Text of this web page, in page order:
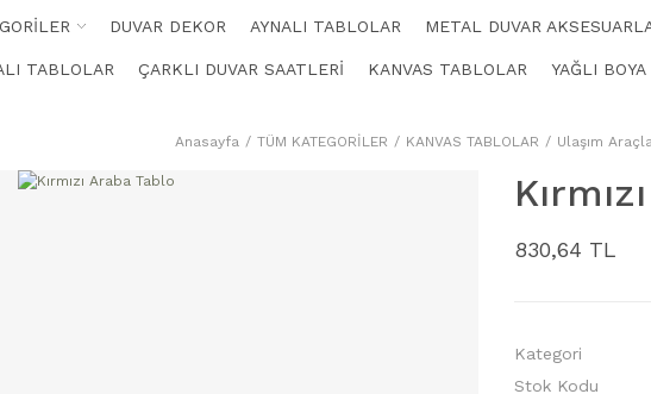
DUVAR DEKOR AYNALI TABLOLAR METAL DUVAR
TABLOLAR ÇARKLI DUVAR SAATLERİ KANVAS TABLOLAR YAĞLI
Anasayfa TÜM KATEGORİLER KANVAS TABLOLAR Ulaşım
830,64 TL
Kategori
Stok Kodu